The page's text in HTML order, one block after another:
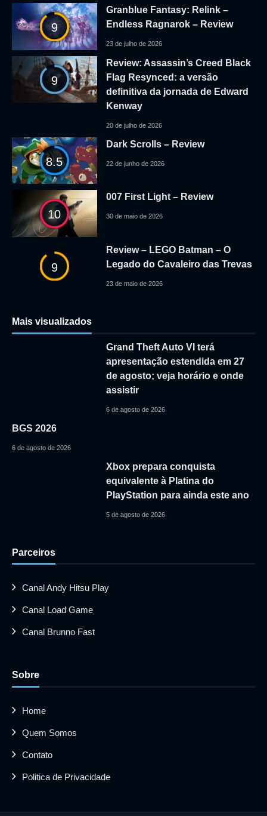
9
Granblue Fantasy: Relink –
Endless Ragnarok – Review
23 de julho de 2026
9
Review: Assassin’s Creed Black
Flag Resynced: a versão
definitiva da jornada de Edward
Kenway
20 de julho de 2026
8.5
Dark Scrolls – Review
22 de junho de 2026
10
007 First Light – Review
30 de maio de 2026
9
Review – LEGO Batman – O
Legado do Cavaleiro das Trevas
23 de maio de 2026
Mais visualizados
Grand Theft Auto VI terá
apresentação estendida em 27
de agosto; veja horário e onde
assistir
6 de agosto de 2026
BGS 2026
6 de agosto de 2026
Xbox prepara conquista
equivalente à Platina do
PlayStation para ainda este ano
5 de agosto de 2026
Parceiros
Canal Andy Hitsu Play
Canal Load Game
Canal Brunno Fast
Sobre
Home
Quem Somos
Contato
Politica de Privacidade